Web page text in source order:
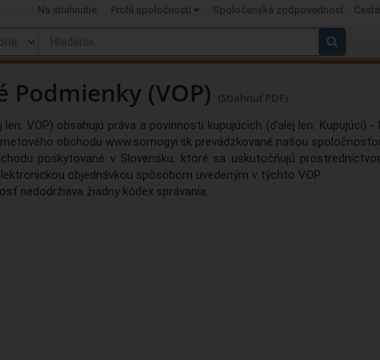
Na stiahnutie Profil spoločnosti Spoločenská zodpovednosť
Podmienky (VOP)
(Stiahnuť PDF)
VOP) obsahujú práva a povinnosti kupujúcich (ďalej len: Kupujúci)
obchodu www.somogyi.sk prevádzkované našou
poskytované v Slovensku, ktoré sa uskutočňujú
objednávkou spôsobom uvedeným v týchto VOP.
nedodržiava žiadny kódex správania.